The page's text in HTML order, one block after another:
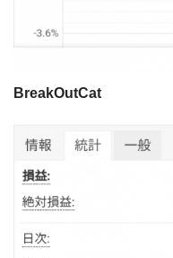
BreakOutCat